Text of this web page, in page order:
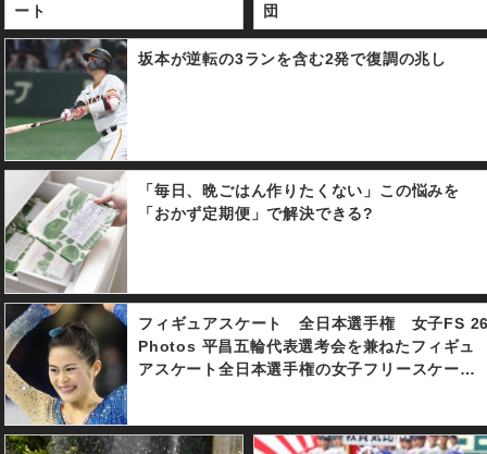
ート
団
坂本が逆転の3ランを含む2発で復調の兆し
「毎日、晩ごはん作りたくない」この悩みを
「おかず定期便」で解決できる?
フィギュアスケート 全日本選手権 女子FS
Photos 平昌五輪代表選考会を兼ねたフィギュ
アスケート全日本選手権の女子フリースケーテ
いた。